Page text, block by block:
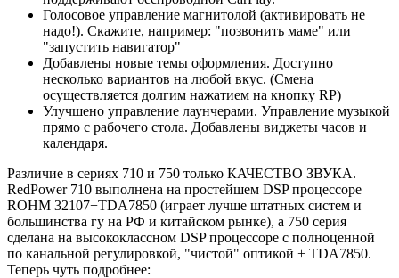
Голосовое управление магнитолой (активировать не
надо!). Скажите, например: "позвонить маме" или
"запустить навигатор"
Добавлены новые темы оформления. Доступно
несколько вариантов на любой вкус. (Смена
осуществляется долгим нажатием на кнопку RP)
Улучшено управление лаунчерами. Управление музыкой
прямо с рабочего стола. Добавлены виджеты часов и
календаря.
Различие в сериях 710 и 750 только КАЧЕСТВО ЗВУКА.
RedPower 710 выполнена на простейшем DSP процессоре
ROHM 32107+TDA7850 (играет лучше штатных систем и
большинства гу на РФ и китайском рынке), а 750 серия
сделана на высококлассном DSP процессоре с полноценной
по канальной регулировкой, "чистой" оптикой + TDA7850.
Теперь чуть подробнее: